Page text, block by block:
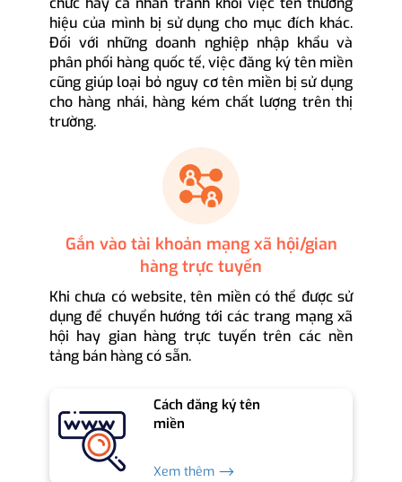
hiệu của mình bị sử dụng cho mục đích khác.
Đối với những doanh nghiệp nhập khẩu và
phân phối hàng quốc tế, việc đăng ký tên miền
cũng giúp loại bỏ nguy cơ tên miền bị sử dụng
cho hàng nhái, hàng kém chất lượng trên thị
trường.
Gắn vào tài khoản mạng xã hội/gian
hàng trực tuyến
Khi chưa có website, tên miền có thể được sử
dụng để chuyển hướng tới các trang mạng xã
hội hay gian hàng trực tuyến trên các nền
tảng bán hàng có sẵn.
Cách đăng ký tên
miền
Xem thêm ⟶